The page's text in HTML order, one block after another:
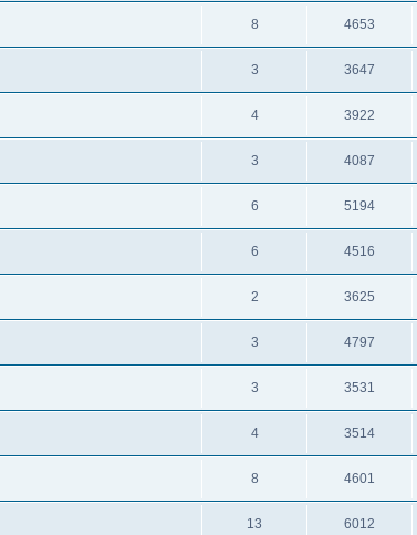
8 4653
3 3647
4 3922
3 4087
6 5194
6 4516
2 3625
3 4797
3 3531
4 3514
8 4601
13 6012